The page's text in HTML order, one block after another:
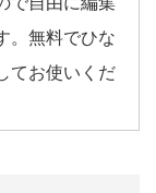
。無料でひな
てお使いくだ